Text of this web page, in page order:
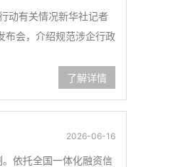
动有关情况新华社记者
布会，介绍规范涉企行政
了解详情
2026-06-16
依托全国一体化融资信